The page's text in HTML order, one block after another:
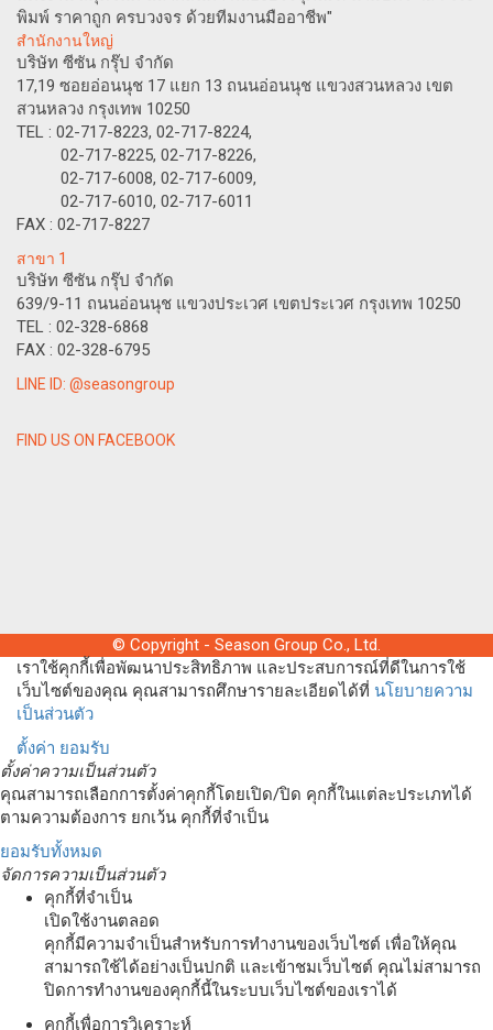
พิมพ์ ราคาถูก ครบวงจร ด้วยทีมงานมืออาชีพ"
สำนักงานใหญ่
บริษัท ซีซัน กรุ๊ป จำกัด
17,19 ซอยอ่อนนุช 17 แยก 13 ถนนอ่อนนุช แขวงสวนหลวง เขต
สวนหลวง กรุงเทพ 10250
TEL : 02-717-8223, 02-717-8224,
02-717-8225, 02-717-8226,
02-717-6008, 02-717-6009,
02-717-6010, 02-717-6011
FAX : 02-717-8227
สาขา 1
บริษัท ซีซัน กรุ๊ป จำกัด
639/9-11 ถนนอ่อนนุช แขวงประเวศ เขตประเวศ กรุงเทพ 10250
TEL : 02-328-6868
FAX : 02-328-6795
LINE ID: @seasongroup
FIND US ON FACEBOOK
© Copyright - Season Group Co., Ltd.
เราใช้คุกกี้เพื่อพัฒนาประสิทธิภาพ และประสบการณ์ที่ดีในการใช้
เว็บไซต์ของคุณ คุณสามารถศึกษารายละเอียดได้ที่ นโยบายความ
เป็นส่วนตัว
ตั้งค่า ยอมรับ
ตั้งค่าความเป็นส่วนตัว
คุณสามารถเลือกการตั้งค่าคุกกี้โดยเปิด/ปิด คุกกี้ในแต่ละประเภทได้
ตามความต้องการ ยกเว้น คุกกี้ที่จำเป็น
ยอมรับทั้งหมด
จัดการความเป็นส่วนตัว
คุกกี้ที่จำเป็น
เปิดใช้งานตลอด
คุกกี้มีความจำเป็นสำหรับการทำงานของเว็บไซต์ เพื่อให้คุณ
สามารถใช้ได้อย่างเป็นปกติ และเข้าชมเว็บไซต์ คุณไม่สามารถ
ปิดการทำงานของคุกกี้นี้ในระบบเว็บไซต์ของเราได้
คุกกี้เพื่อการวิเคราะห์